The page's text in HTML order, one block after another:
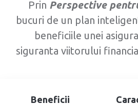
Prin Perspective
bucuri de un plan
beneficiile unei
siguranta viitorului
Beneficii